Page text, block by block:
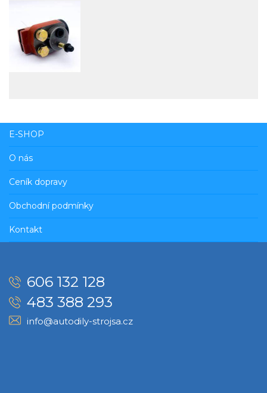
E-SHOP
O nás
Ceník dopravy
Obchodní podmínky
Kontakt
606 132 128
483 388 293
info@autodily-strojsa.cz